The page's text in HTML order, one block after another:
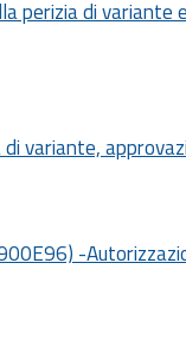
perizia di
variante,
-